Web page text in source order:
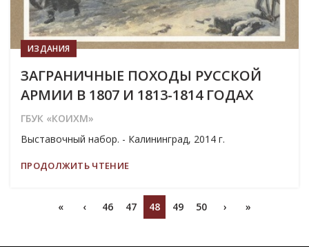
ИЗДАНИЯ
ЗАГРАНИЧНЫЕ ПОХОДЫ РУССКОЙ
АРМИИ В 1807 И 1813-1814 ГОДАХ
ГБУК «КОИХМ»
Выставочный набор. - Калининград, 2014 г.
ПРОДОЛЖИТЬ ЧТЕНИЕ
« ‹ 46 47 48 49 50 › »